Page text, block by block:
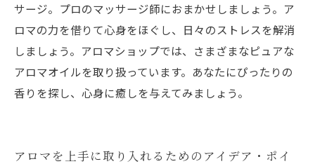
サージ。プロのマッサージ師におまかせしましょう。ア
ロマの力を借りて心身をほぐし、日々のストレスを解消
しましょう。アロマショップでは、さまざまなピュアな
アロマオイルを取り扱っています。あなたにぴったりの
香りを探し、心身に癒しを与えてみましょう。
アロマを上手に取り入れるためのアイデア・ポイ